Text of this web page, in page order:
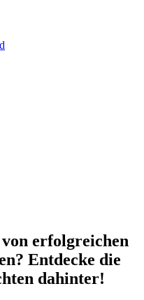
erfolgreichen
Entdecke die
dahinter!